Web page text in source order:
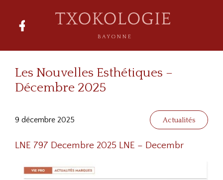
Les Nouvelles Esthétiques –
Décembre 2025
9 décembre 2025 Actualités
LNE 797 Decembre 2025 LNE – Decembr